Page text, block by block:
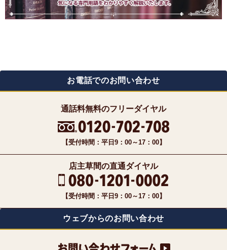
お電話でのお問い合わせ
通話料無料のフリーダイヤル
【受付時間：平日9：00～17：00】
店主草間の直通ダイヤル
【受付時間：平日9：00～17：00】
ウェブからのお問い合わせ